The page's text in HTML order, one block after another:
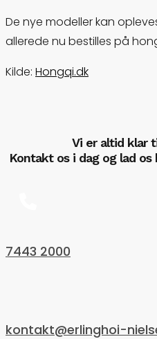
De nye modeller kan
allerede nu bestilles på
Kilde: Hongqi.dk
Vi er altid klar
Kontakt os i dag og lad
7443 2000
kontakt@erlinghoi-